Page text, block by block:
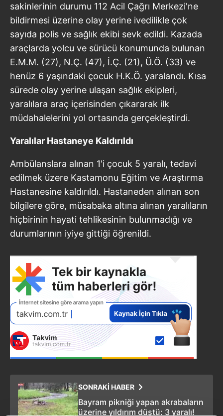
sakinlerinin durumu 112 Acil Çağrı Merkezi'ne
bildirmesi üzerine olay yerine ivedilikle çok
sayıda polis ve sağlık ekibi sevk edildi. Kazada
araçlarda yolcu ve sürücü konumunda bulunan
E.M.M. (27), N.Ç. (47), İ.Ç. (21), Ü.Ö. (33) ve
henüz 6 yaşındaki çocuk H.K.Ö. yaralandı. Kısa
sürede olay yerine ulaşan sağlık ekipleri,
yaralılara araç içerisinden çıkararak ilk
müdahalelerini yol ortasında gerçekleştirdi.
Yaralılar Hastaneye Kaldırıldı
Ambülanslara alınan 1'i çocuk 5 yaralı, tedavi
edilmek üzere Kastamonu Eğitim ve Araştırma
Hastanesine kaldırıldı. Hastaneden alınan son
bilgilere göre, müsabaka altına alınan yaralıların
hiçbirinin hayati tehlikesinin bulunmadığı ve
durumlarının iyiye gittiği öğrenildi.
SONRAKİ HABER
Bayram pikniği yapan akrabaların
üzerine yıldırım düştü: 3 yaralı!